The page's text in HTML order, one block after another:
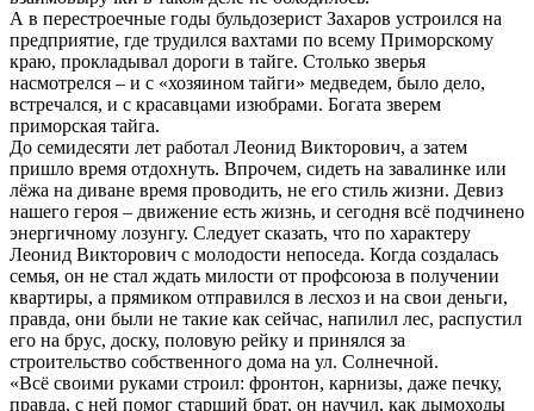
А в перестроечные годы бульдозерист Захаров устроился на
предприятие, где трудился вахтами по всему Приморскому
краю, прокладывал дороги в тайге. Столько зверья
насмотрелся – и с «хозяином тайги» медведем, было дело,
встречался, и с красавцами изюбрами. Богата зверем
приморская тайга.
До семидесяти лет работал Леонид Викторович, а затем
пришло время отдохнуть. Впрочем, сидеть на завалинке или
лёжа на диване время проводить, не его стиль жизни. Девиз
нашего героя – движение есть жизнь, и сегодня всё подчинено
энергичному лозунгу. Следует сказать, что по характеру
Леонид Викторович с молодости непоседа. Когда создалась
семья, он не стал ждать милости от профсоюза в получении
квартиры, а прямиком отправился в лесхоз и на свои деньги,
правда, они были не такие как сейчас, напилил лес, распустил
его на брус, доску, половую рейку и принялся за
строительство собственного дома на ул. Солнечной.
«Всё своими руками строил: фронтон, карнизы, даже печку,
правда, с ней помог старший брат, он научил, как дымоходы